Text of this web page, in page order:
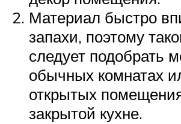
Материал быстро
запахи, поэтому
следует подобрать
обычных комнатах
открытых
закрытой кухне.